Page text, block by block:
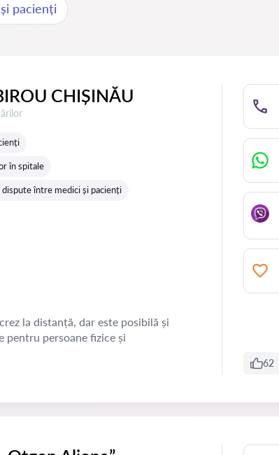
pacienți
CHIȘINĂU
în spitale
între medici și pacienți
la distanță, dar este posibilă și
pentru persoane fizice și
62